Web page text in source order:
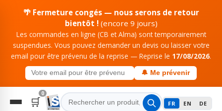
🌴 Fermeture congés — nous serons de retour
bientôt !(encore 9 jours)
Les commandes en ligne (CB et Alma) sont temporairement
suspendues. Vous pouvez demander un devis ou laisser votre
email pour être prévenu de la reprise — Reprise le 17/08/2026.
🔔 Me prévenir
🛒
0
FR EN DE